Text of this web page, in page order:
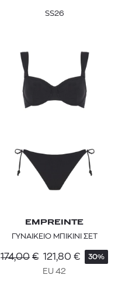
OFFER
SS26
EMPREINTE
ΓΥΝΑΙΚΕΙΟ ΜΠΙΚΙΝΙ ΣΕΤ
174,00 € 121,80 € 30%
EU 42